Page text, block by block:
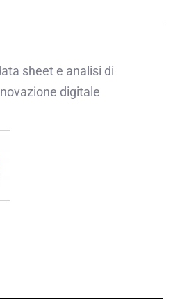
sheet e analisi di
digitale